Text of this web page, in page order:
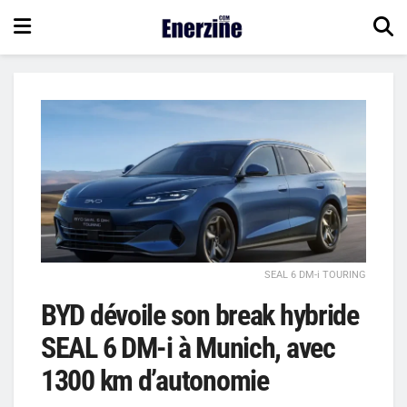
SEAL 6 DM-i TOURING
BYD dévoile son break hybride
SEAL 6 DM-i à Munich, avec
1300 km d’autonomie